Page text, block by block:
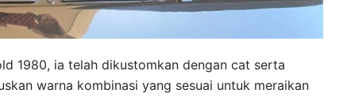
1980, ia telah dikustomkan dengan cat serta
warna kombinasi yang sesuai untuk meraikan